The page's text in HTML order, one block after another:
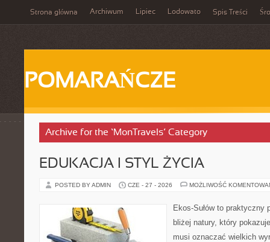
Strona główna Archiwum Lipiec Lodowato Spis Treści
POMARAŃCZE
Archive for the ‘MonTravels’ Category
EDUKACJA I STYL ŻYCIA
POSTED BY ADMIN CZE - 27 - 2026 MOŻLIWOŚĆ
Ekos-Sułów to praktyczny
bliżej natury, który
musi oznaczać wielkich